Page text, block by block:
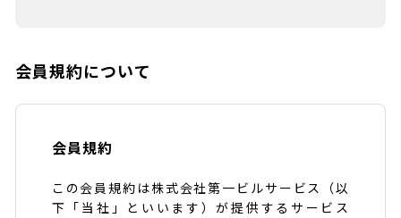
会員規約について
会員規約
この会員規約は株式会社第一ビルサービス（以
下「当社」といいます）が提供するサービス